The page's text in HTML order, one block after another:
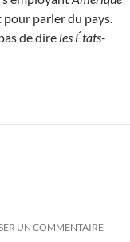
parler du pays.
de dire les États-
UN COMMENTAIRE